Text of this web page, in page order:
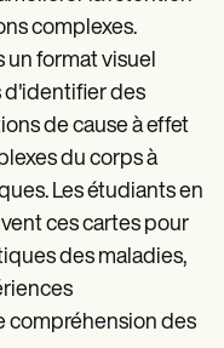
complexes.
un format visuel
d'identifier des
de cause à effet
du corps à
Les étudiants en
ces cartes pour
des maladies,
compréhension des